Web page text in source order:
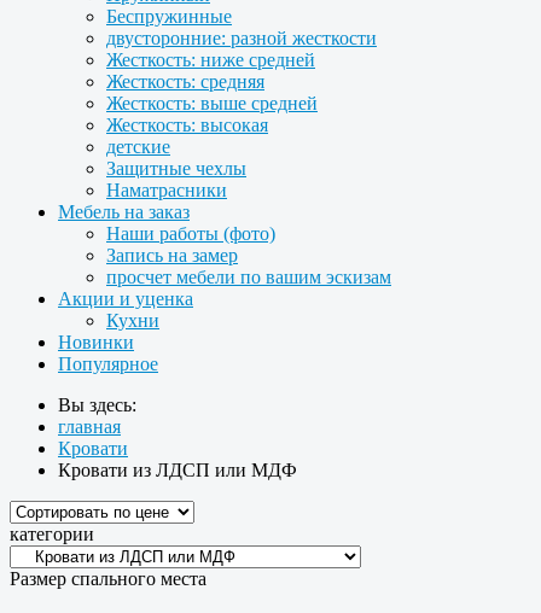
Беспружинные
двусторонние: разной жесткости
Жесткость: ниже средней
Жесткость: средняя
Жесткость: выше средней
Жесткость: высокая
детские
Защитные чехлы
Наматрасники
Мебель на заказ
Наши работы (фото)
Запись на замер
просчет мебели по вашим эскизам
Акции и уценка
Кухни
Новинки
Популярное
Вы здесь:
главная
Кровати
Кровати из ЛДСП или МДФ
категории
Размер спального места